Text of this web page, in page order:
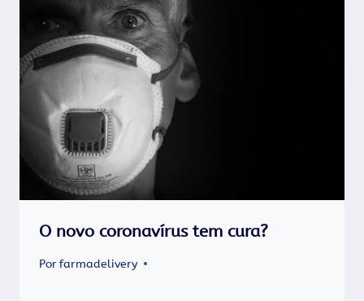
O novo coronavírus tem cura?
Porfarmadelivery